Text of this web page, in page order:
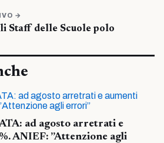
→
Staff delle Scuole polo
ad agosto arretrati e
ANIEF: ”Attenzione agli